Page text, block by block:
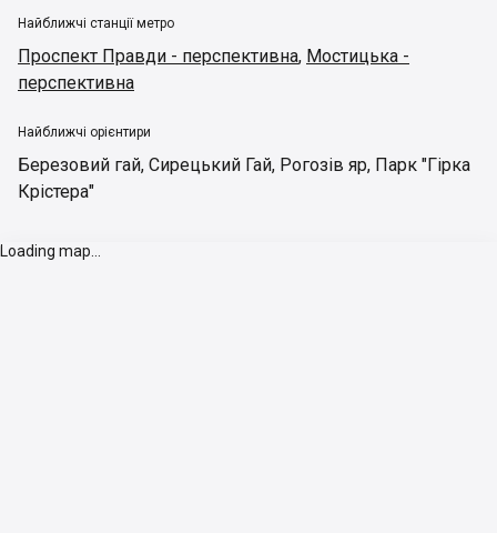
Найближчі станції метро
Проспект Правди - перспективна, Мостицька -
перспективна
Найближчі орієнтири
Березовий гай, Сирецький Гай, Рогозів яр, Парк "Гірка
Крістера"
Loading map...